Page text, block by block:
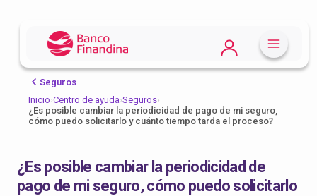
Seguros
Inicio›Centro de ayuda›Seguros›
¿Es posible cambiar la periodicidad de pago de mi seguro,
cómo puedo solicitarlo y cuánto tiempo tarda el proceso?
¿Es posible cambiar la periodicidad de
pago de mi seguro, cómo puedo solicitarlo